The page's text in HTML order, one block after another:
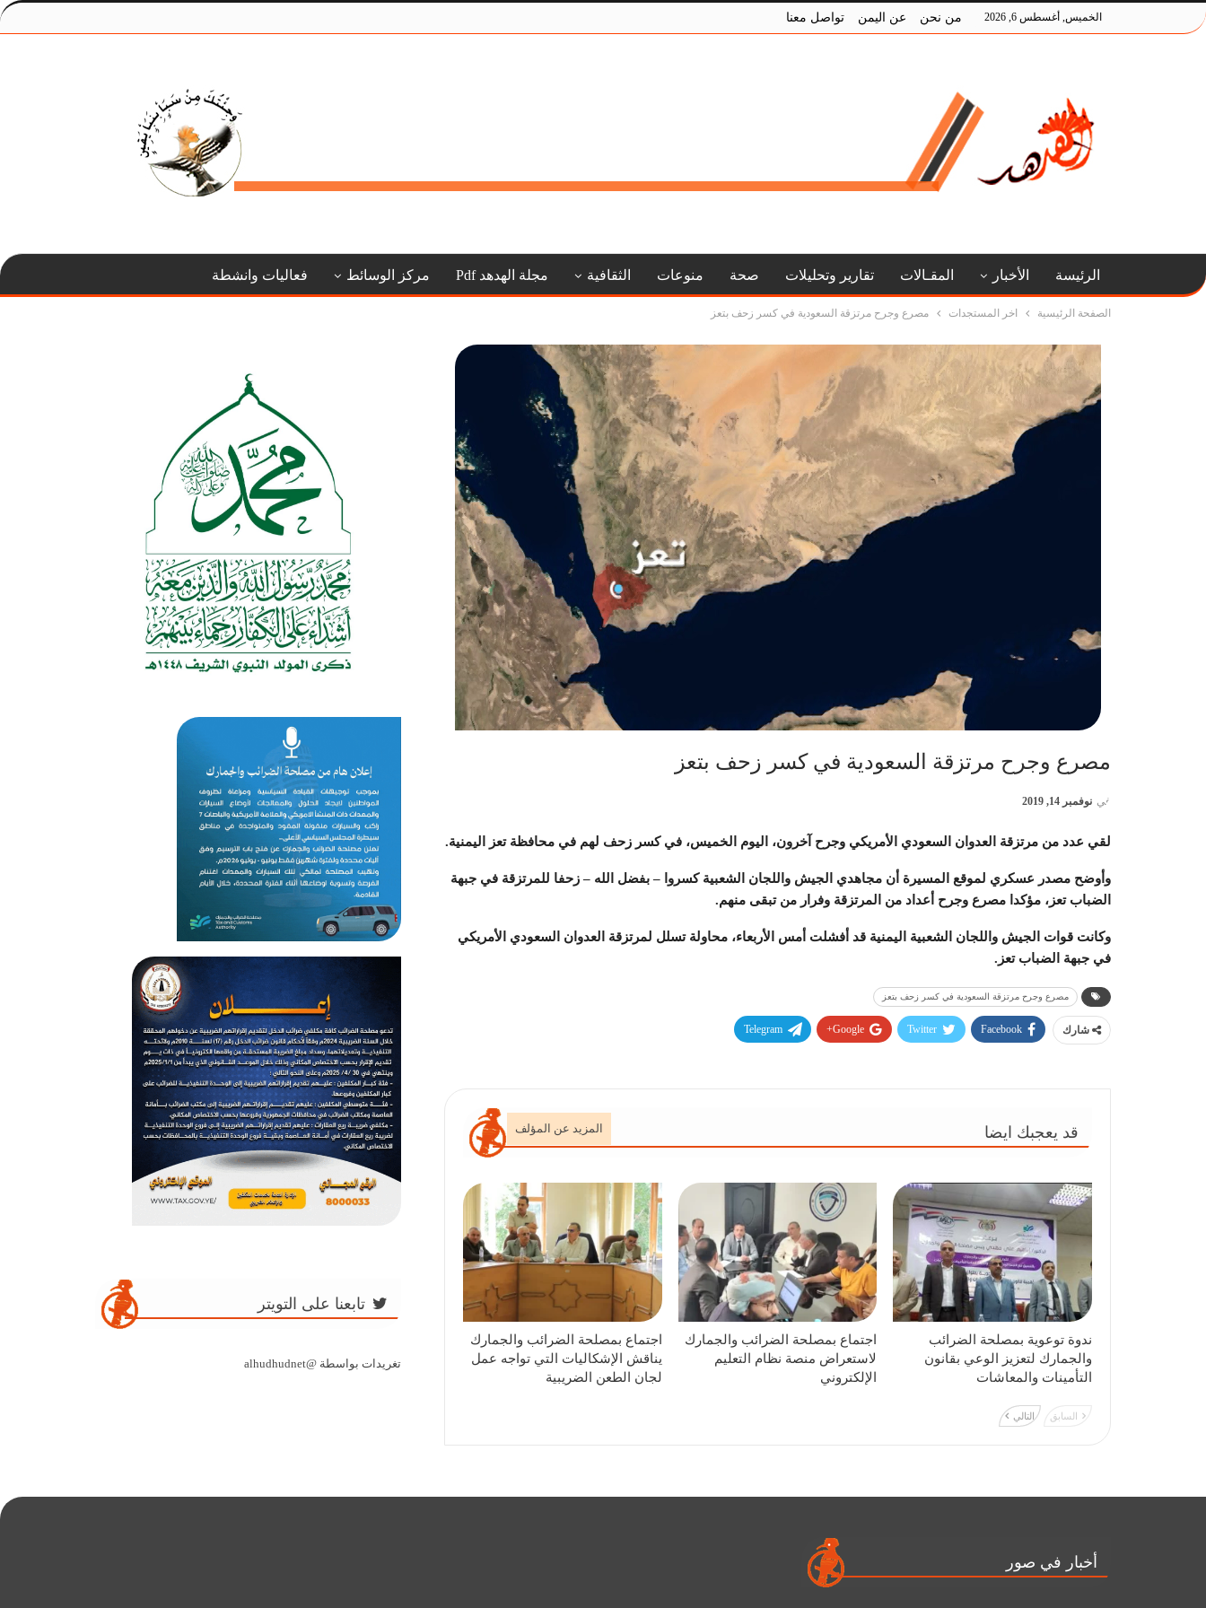
الخميس, أغسطس 6, 2026 من نحن عن اليمن تواصل معنا
الرئيسة الأخبار المقـالات تقارير وتحليلات صحة منوعات الثقافية مجلة الهدهد Pdf مركز الوسائط فعاليات وانشطة
الصفحة الرئيسية اخر المستجدات مصرع وجرح مرتزقة السعودية في كسر زحف بتعز
مصرع وجرح مرتزقة السعودية في كسر زحف بتعز
في نوفمبر 14, 2019
لقي عدد من مرتزقة العدوان السعودي الأمريكي وجرح آخرون، اليوم الخميس، في كسر زحف لهم في محافظة تعز اليمنية.
وأوضح مصدر عسكري لموقع المسيرة أن مجاهدي الجيش واللجان الشعبية كسروا – بفضل الله – زحفا للمرتزقة في جبهة
الضباب تعز، مؤكدا مصرع وجرح أعداد من المرتزقة وفرار من تبقى منهم.
وكانت قوات الجيش واللجان الشعبية اليمنية قد أفشلت أمس الأربعاء، محاولة تسلل لمرتزقة العدوان السعودي الأمريكي
في جبهة الضباب تعز.
مصرع وجرح مرتزقة السعودية في كسر زحف بتعز
شارك Facebook
Twitter
Google+
Telegram
قد يعجبك ايضا المزيد عن المؤلف
ندوة توعوية بمصلحة الضرائب
والجمارك لتعزيز الوعي بقانون
التأمينات والمعاشات
اجتماع بمصلحة الضرائب والجمارك
لاستعراض منصة نظام التعليم
الإلكتروني
اجتماع بمصلحة الضرائب والجمارك
يناقش الإشكاليات التي تواجه عمل
لجان الطعن الضريبية
السابق التالي
تابعنا على التويتر
تغريدات بواسطة @alhudhudnet
أخبار في صور